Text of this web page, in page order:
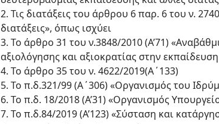
2. Τις διατάξεις του άρθρου 6 παρ. 6 του ν.
διατάξεις», όπως ισχύει
3. Το άρθρο 31 του ν.3848/2010 (Α’71)
αξιολόγησης και αξιοκρατίας στην
4. Το άρθρο 35 του ν. 4622/2019(Α΄133)
5. Το π.δ.321/99 (Α΄306) «Οργανισμός του
6. Το π.δ. 18/2018 (Α’31) «Οργανισμός
7. Το π.δ.84/2019 (Α’123) «Σύσταση και